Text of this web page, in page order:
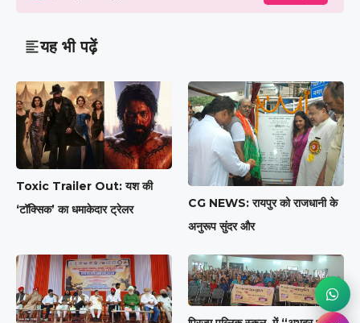
यह भी पढ़ें
Toxic Trailer Out: यश की
‘टॉक्सिक’ का धमाकेदार ट्रेलर
CG NEWS: रायपुर को राजधानी के
अनुरूप सुंदर और